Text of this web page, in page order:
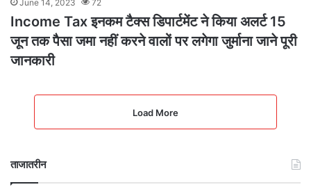
June 14, 2023 72
Income Tax इनकम टैक्स डिपार्टमेंट ने किया अलर्ट 15
जून तक पैसा जमा नहीं करने वालों पर लगेगा जुर्माना जाने पूरी
जानकारी
Load More
ताजातरीन